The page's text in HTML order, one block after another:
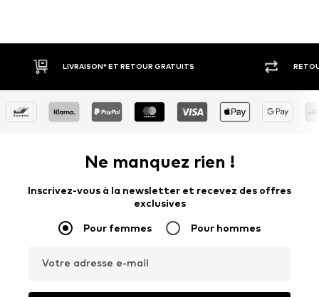
RETOUR GRATUITS RETOUR SOUS 30 JOURS
Ne manquez rien !
Inscrivez-vous à la newsletter et recevez des offres
exclusives
Pour femmes Pour hommes
Votre adresse e-mail